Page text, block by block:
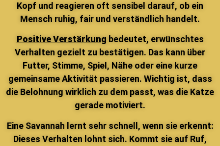
Kopf und reagieren oft sensibel darauf, ob ein
Mensch ruhig, fair und verständlich handelt.
Positive Verstärkung bedeutet, erwünschtes
Verhalten gezielt zu bestätigen. Das kann über
Futter, Stimme, Spiel, Nähe oder eine kurze
gemeinsame Aktivität passieren. Wichtig ist, dass
die Belohnung wirklich zu dem passt, was die Katze
gerade motiviert.
Eine Savannah lernt sehr schnell, wenn sie erkennt:
Dieses Verhalten lohnt sich. Kommt sie auf Ruf,